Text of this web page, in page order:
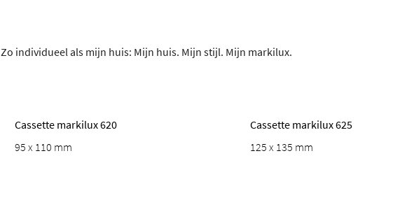
Zo individueel als mijn huis: Mijn huis. Mijn stijl. Mijn markilux.
Cassette markilux 620
95 x 110 mm
Cassette markilux 625
125 x 135 mm